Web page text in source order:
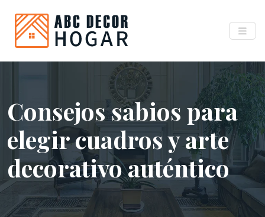
Consejos sabios para
elegir cuadros y arte
decorativo auténtico